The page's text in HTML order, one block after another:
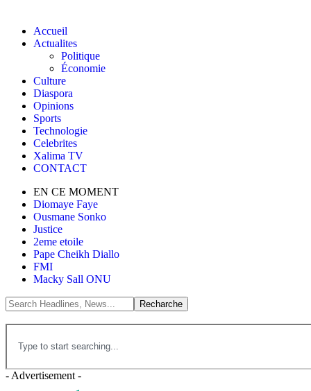
Accueil
Actualites
Politique
Économie
Culture
Diaspora
Opinions
Sports
Technologie
Celebrites
Xalima TV
CONTACT
EN CE MOMENT
Diomaye Faye
Ousmane Sonko
Justice
2eme etoile
Pape Cheikh Diallo
FMI
Macky Sall ONU
- Advertisement -